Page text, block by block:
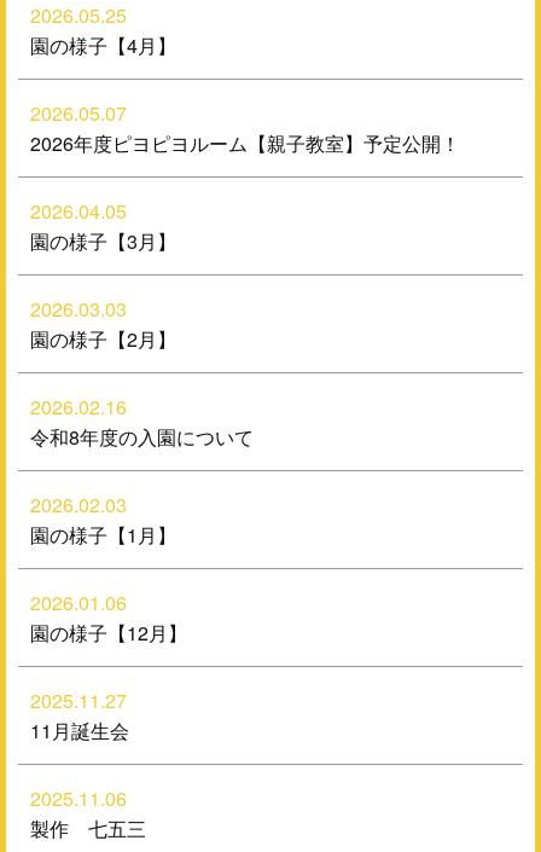
2026.05.25
園の様子【4月】
2026.05.07
2026年度ピヨピヨルーム【親子教室】予定公開！
2026.04.05
園の様子【3月】
2026.03.03
園の様子【2月】
2026.02.16
令和8年度の入園について
2026.02.03
園の様子【1月】
2026.01.06
園の様子【12月】
2025.11.27
11月誕生会
2025.11.06
製作 七五三